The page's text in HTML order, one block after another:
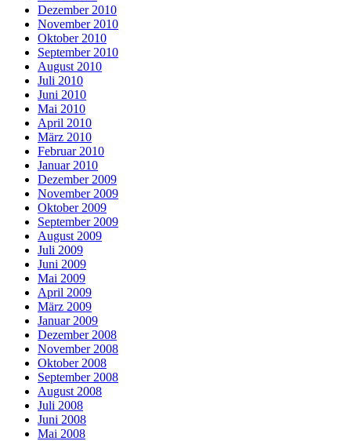
Dezember 2010
November 2010
Oktober 2010
September 2010
August 2010
Juli 2010
Juni 2010
Mai 2010
April 2010
März 2010
Februar 2010
Januar 2010
Dezember 2009
November 2009
Oktober 2009
September 2009
August 2009
Juli 2009
Juni 2009
Mai 2009
April 2009
März 2009
Januar 2009
Dezember 2008
November 2008
Oktober 2008
September 2008
August 2008
Juli 2008
Juni 2008
Mai 2008